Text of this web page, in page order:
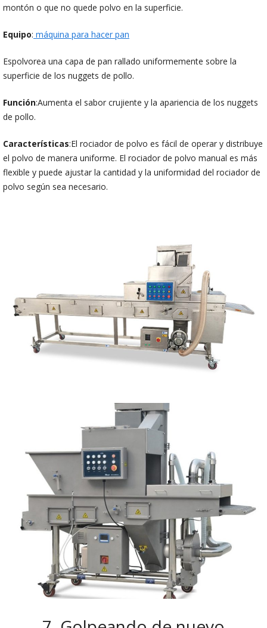
montón o que no quede polvo en la superficie.
Equipo: máquina para hacer pan
Espolvorea una capa de pan rallado uniformemente sobre la
superficie de los nuggets de pollo.
Función:Aumenta el sabor crujiente y la apariencia de los nuggets
de pollo.
Características:El rociador de polvo es fácil de operar y distribuye
el polvo de manera uniforme. El rociador de polvo manual es más
flexible y puede ajustar la cantidad y la uniformidad del rociador de
polvo según sea necesario.